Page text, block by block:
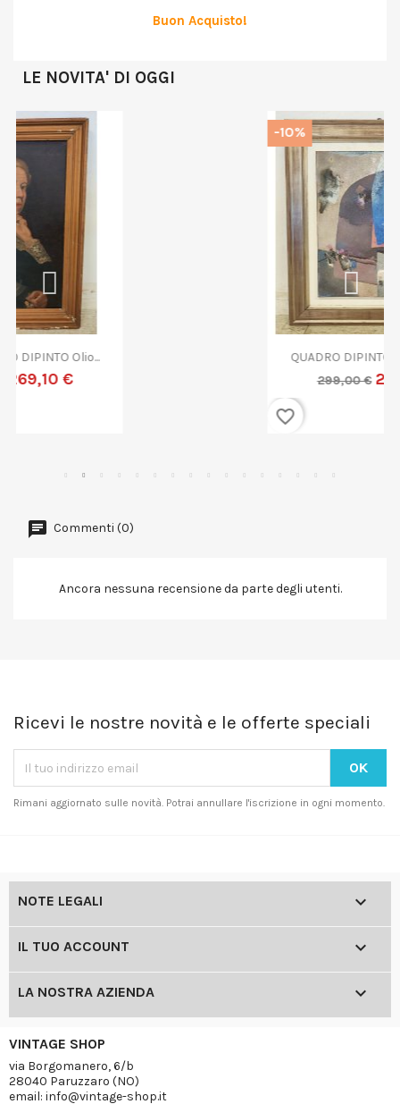
Buon Acquisto!
LE NOVITA' DI OGGI
Commenti (0)
Ancora nessuna recensione da parte degli utenti.
Ricevi le nostre novità e le offerte speciali
Rimani aggiornato sulle novità. Potrai annullare l'iscrizione in ogni momento.
NOTE LEGALI 
IL TUO ACCOUNT 
LA NOSTRA AZIENDA 
VINTAGE SHOP
via Borgomanero, 6/b
28040 Paruzzaro (NO)
email: info@vintage-shop.it